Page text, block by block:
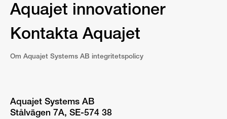
Aquajet innovationer
Kontakta Aquajet
Om Aquajet Systems AB integritetspolicy
Aquajet Systems AB
Stålvägen 7A, SE-574 38